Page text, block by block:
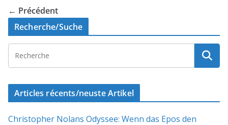
← Précédent
Recherche/Suche
Articles récents/neuste Artikel
Christopher Nolans Odyssee: Wenn das Epos den